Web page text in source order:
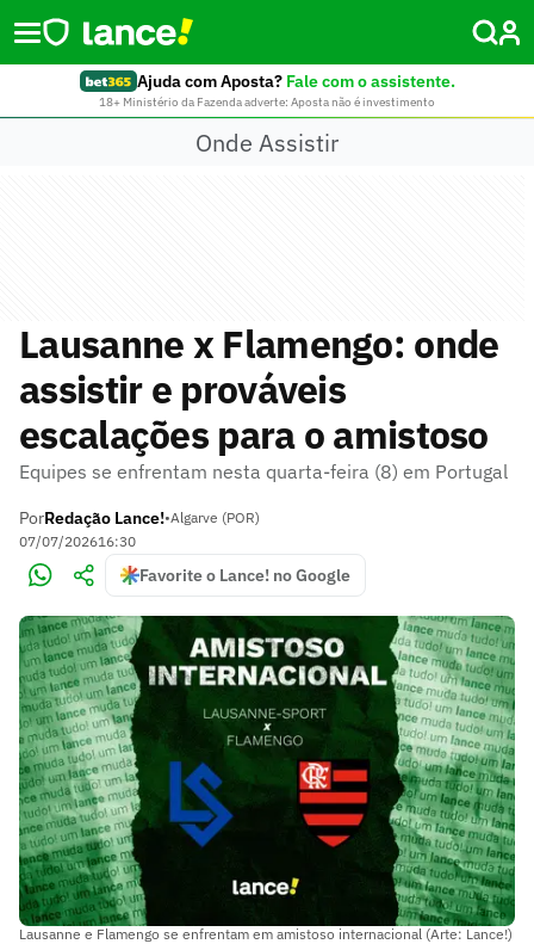
Ajuda com Aposta? Fale com o assistente.
18+ Ministério da Fazenda adverte: Aposta não é investimento
Onde Assistir
Lausanne x Flamengo: onde
assistir e prováveis
escalações para o amistoso
Equipes se enfrentam nesta quarta-feira (8) em Portugal
PorRedação Lance!•Algarve (POR)
07/07/202616:30
Favorite o Lance! no Google
Lausanne e Flamengo se enfrentam em amistoso internacional (Arte: Lance!)